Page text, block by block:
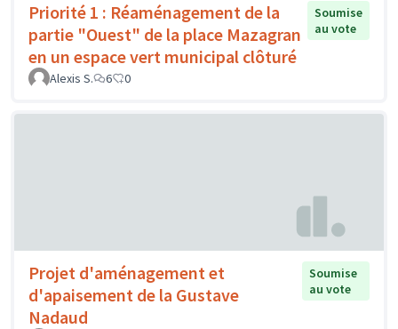
Priorité 1 : Réaménagement de la
partie "Ouest" de la place Mazagran
en un espace vert municipal clôturé
Soumise
au vote
Alexis S. 6 0
Projet d'aménagement et
d'apaisement de la Gustave
Nadaud
Soumise
au vote